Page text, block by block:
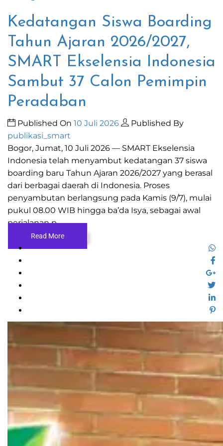
Kedatangan Siswa Boarding
Tahun Ajaran 2026/2027,
SMART Ekselensia Indonesia
Sambut 37 Calon Pemimpin
Peradaban
Published On 10 Juli 2026
Published By
publikasi_smart
Bogor, Jumat, 10 Juli 2026 — SMART Ekselensia
Indonesia telah menyambut kedatangan 37 siswa
boarding baru Tahun Ajaran 2026/2027 yang berasal
dari berbagai daerah di Indonesia. Proses
penyambutan berlangsung pada Kamis (9/7), mulai
pukul 08.00 WIB hingga ba’da Isya, sebagai awal
perjalanan p...
Read More